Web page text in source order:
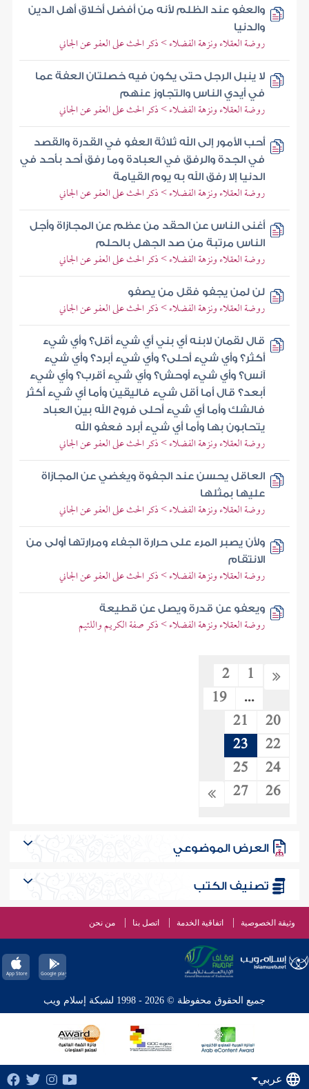
والعفو عند الظلم لأنه من أفضل أخلاق أهل الدين
والدنيا
روضة العقلاء ونزهة الفضلاء > ذكر الحث على العفو عن الجاني
لا ينبل الرجل حتى يكون فيه خصلتان العفة عما
في أيدي الناس والتجاوز عنهم
روضة العقلاء ونزهة الفضلاء > ذكر الحث على العفو عن الجاني
أحب الأمور إلى الله ثلاثة العفو في القدرة والقصد
في الجدة والرفق في العبادة وما رفق أحد بأحد في
الدنيا إلا رفق الله به يوم القيامة
روضة العقلاء ونزهة الفضلاء > ذكر الحث على العفو عن الجاني
أغنى الناس عن الحقد من عظم عن المجازاة وأجل
الناس مرتبة من صد الجهل بالحلم
روضة العقلاء ونزهة الفضلاء > ذكر الحث على العفو عن الجاني
لن لمن يجفو فقل من يصفو
روضة العقلاء ونزهة الفضلاء > ذكر الحث على العفو عن الجاني
قال لقمان لابنه أي بني أي شيء أقل؟ وأي شيء
أكثر؟ وأي شيء أحلى؟ وأي شيء أبرد؟ وأي شيء
آنس؟ وأي شيء أوحش؟ وأي شيء أقرب؟ وأي شيء
أبعد؟ قال أما أقل شيء فاليقين وأما أي شيء أكثر
فالشك وأما أي شيء أحلى فروح الله بين العباد
يتحابون بها وأما أي شيء أبرد فعفو الله
روضة العقلاء ونزهة الفضلاء > ذكر الحث على العفو عن الجاني
العاقل يحسن عند الجفوة ويغضي عن المجازاة
عليها بمثلها
روضة العقلاء ونزهة الفضلاء > ذكر الحث على العفو عن الجاني
ولأن يصبر المرء على حرارة الجفاء ومرارتها أولى من
الانتقام
روضة العقلاء ونزهة الفضلاء > ذكر الحث على العفو عن الجاني
ويعفو عن قدرة ويصل عن قطيعة
روضة العقلاء ونزهة الفضلاء > ذكر صفة الكريم واللئيم
1
2
...
19
20
21
22
23
24
25
26
27
العرض الموضوعي
تصنيف الكتب
وثيقة الخصوصية اتفاقية الخدمة اتصل بنا من نحن
جميع الحقوق محفوظة © 2026 - 1998 لشبكة إسلام ويب
عربي